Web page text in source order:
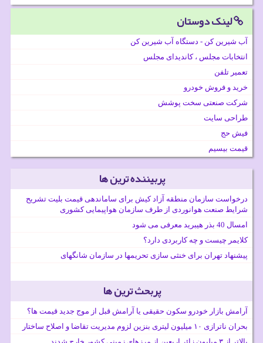
لینک دوستان
آب شیرین کن - دستگاه آب شیرین کن
انتخابات مجلس ، کاندیدای مجلس
تعمیر تلفن
خرید و فروش خودرو
شرکت صنعتی سخت پوشش
طراحی سایت
فیش حج
قیمت بیسیم
پربیننده ترین ها
درخواست سازمان منطقه آزاد کیش برای ساماندهی قیمت بلیت تشریح
شرایط صنعت هوانوردی از طرف سازمان هواپیمایی کشوری
امسال 40 بذر هیبرید معرفی می شود
کلایمر چیست و چه کاربردی دارد؟
پیشنهاد تهران برای خنثی سازی تحریمها در سازمان شانگهای
پربحث ترین ها
آرامش بازار خودرو سکون حقیقی یا آرامش قبل از موج جدید قیمت ها؟
بحران ناترازی ۱۰ میلیون لیتری بنزین لزوم مدیریت تقاضا و اصلاح ساختار